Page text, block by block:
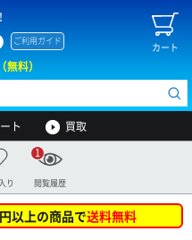
カート
ご利用ガイド
料）
ト 買取
り 閲覧履歴
1
以上の商品で送料無料